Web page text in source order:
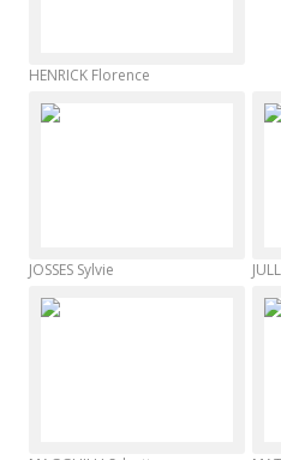
HENRICK Florence
JOSSES Sylvie